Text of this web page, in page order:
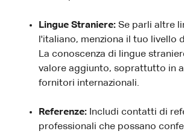
Lingue Straniere: Se parli altre
l'italiano, menziona il tuo livello
La conoscenza di lingue
valore aggiunto, soprattutto in
fornitori internazionali.
Referenze: Includi contatti di
professionali che possano